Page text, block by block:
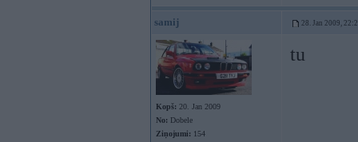
samij 28. Jan 2009,
Kopš: 20. Jan 2009
No: Dobele
Ziņojumi: 154
tu